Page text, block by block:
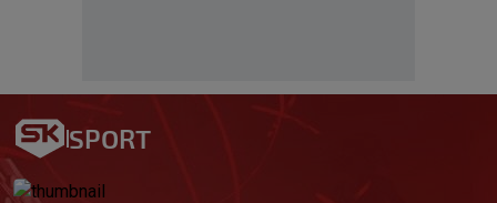
SPORT